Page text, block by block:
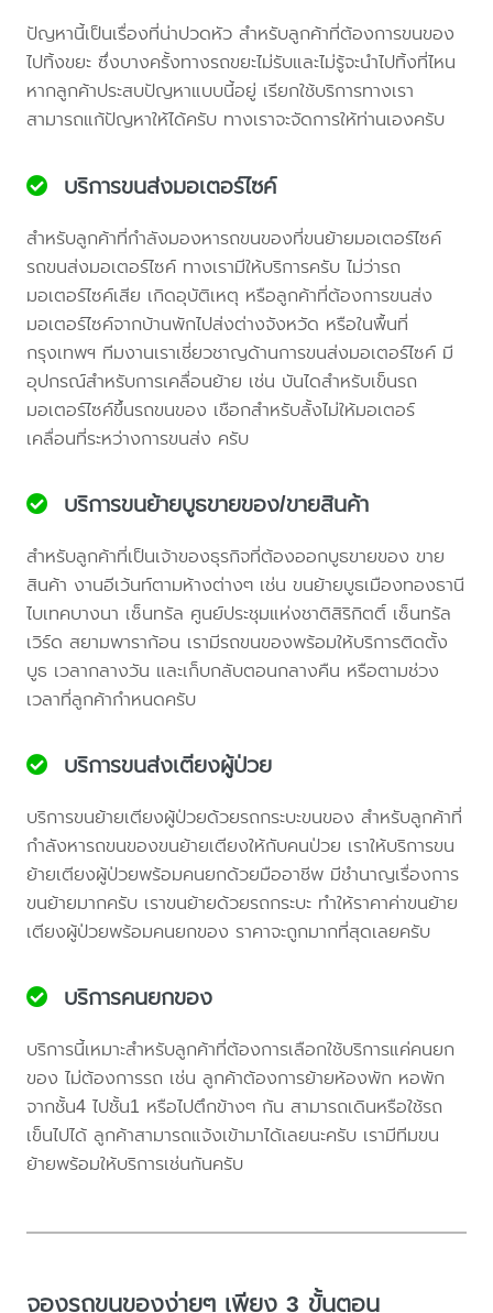
ปัญหานี้เป็นเรื่องที่น่าปวดหัว สำหรับลูกค้าที่ต้องการขนของ
ไปทิ้งขยะ ซึ่งบางครั้งทางรถขยะไม่รับและไม่รู้จะนำไปทิ้งที่ไหน
หากลูกค้าประสบปัญหาแบบนี้อยู่ เรียกใช้บริการทางเรา
สามารถแก้ปัญหาให้ได้ครับ ทางเราจะจัดการให้ท่านเองครับ
บริการขนส่งมอเตอร์ไซค์
สำหรับลูกค้าที่กำลังมองหารถขนของที่ขนย้ายมอเตอร์ไซค์
รถขนส่งมอเตอร์ไซค์ ทางเรามีให้บริการครับ ไม่ว่ารถ
มอเตอร์ไซค์เสีย เกิดอุบัติเหตุ หรือลูกค้าที่ต้องการขนส่ง
มอเตอร์ไซค์จากบ้านพักไปส่งต่างจังหวัด หรือในพื้นที่
กรุงเทพฯ ทีมงานเราเชี่ยวชาญด้านการขนส่งมอเตอร์ไซค์ มี
อุปกรณ์สำหรับการเคลื่อนย้าย เช่น บันไดสำหรับเข็นรถ
มอเตอร์ไซค์ขึ้นรถขนของ เชือกสำหรับลั้งไม่ให้มอเตอร์
เคลื่อนที่ระหว่างการขนส่ง ครับ
บริการขนย้ายบูธขายของ/ขายสินค้า
สำหรับลูกค้าที่เป็นเจ้าของธุรกิจที่ต้องออกบูธขายของ ขาย
สินค้า งานอีเว้นท์ตามห้างต่างๆ เช่น ขนย้ายบูธเมืองทองธานี
ไบเทคบางนา เซ็นทรัล ศูนย์ประชุมแห่งชาติสิริกิตติ์ เซ็นทรัล
เวิร์ด สยามพาราก้อน เรามีรถขนของพร้อมให้บริการติดตั้ง
บูธ เวลากลางวัน และเก็บกลับตอนกลางคืน หรือตามช่วง
เวลาที่ลูกค้ากำหนดครับ
บริการขนส่งเตียงผู้ป่วย
บริการขนย้ายเตียงผู้ป่วยด้วยรถกระบะขนของ สำหรับลูกค้าที่
กำลังหารถขนของขนย้ายเตียงให้กับคนป่วย เราให้บริการขน
ย้ายเตียงผู้ป่วยพร้อมคนยกด้วยมืออาชีพ มีชำนาญเรื่องการ
ขนย้ายมากครับ เราขนย้ายด้วยรถกระบะ ทำให้ราคาค่าขนย้าย
เตียงผู้ป่วยพร้อมคนยกของ ราคาจะถูกมากที่สุดเลยครับ
บริการคนยกของ
บริการนี้เหมาะสำหรับลูกค้าที่ต้องการเลือกใช้บริการแค่คนยก
ของ ไม่ต้องการรถ เช่น ลูกค้าต้องการย้ายห้องพัก หอพัก
จากชั้น4 ไปชั้น1 หรือไปตึกข้างๆ กัน สามารถเดินหรือใช้รถ
เข็นไปได้ ลูกค้าสามารถแจ้งเข้ามาได้เลยนะครับ เรามีทีมขน
ย้ายพร้อมให้บริการเช่นกันครับ
จองรถขนของง่ายๆ เพียง 3 ขั้นตอน